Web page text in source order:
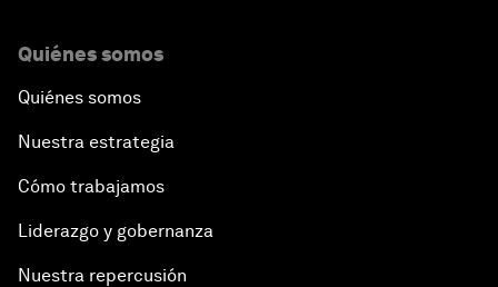
Quiénes somos
Quiénes somos
Nuestra estrategia
Cómo trabajamos
Liderazgo y gobernanza
Nuestra repercusión